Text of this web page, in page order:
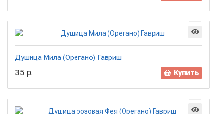
Душица Мила (Орегано) Гавриш
35 р. Купить